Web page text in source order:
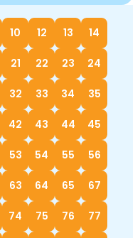
10 12 13 14
21 22 23 24
32 33 34 35
42 43 44 45
53 54 55 56
63 64 65 67
74 75 76 77